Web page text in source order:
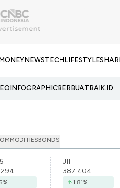
NEWSTECHLIFESTYLE
INFOGRAPHICBERBUATBAIK.ID
BONDS
%
JII
387.404
1.81%